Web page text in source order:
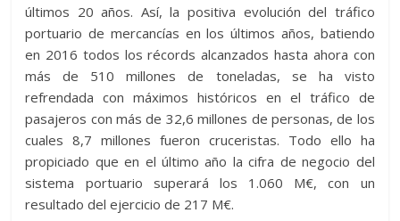
últimos 20 años. Así, la positiva evolución del tráfico
portuario de mercancías en los últimos años, batiendo
en 2016 todos los récords alcanzados hasta ahora con
más de 510 millones de toneladas, se ha visto
refrendada con máximos históricos en el tráfico de
pasajeros con más de 32,6 millones de personas, de los
cuales 8,7 millones fueron cruceristas. Todo ello ha
propiciado que en el último año la cifra de negocio del
sistema portuario superará los 1.060 M€, con un
resultado del ejercicio de 217 M€.